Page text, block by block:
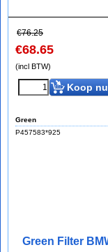
€76.25
€68.65
(incl BTW)
Koop nu
Green
P457583*925
Green Filter